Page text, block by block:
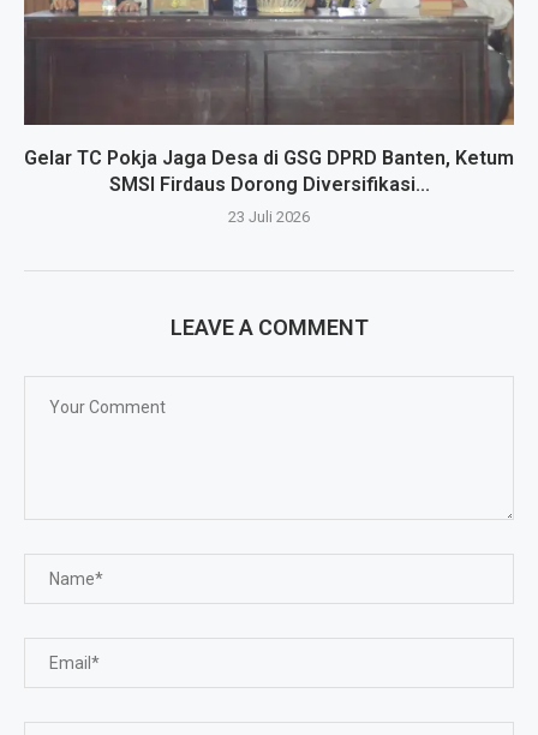
Gelar TC Pokja Jaga Desa di GSG DPRD Banten, Ketum
SMSI Firdaus Dorong Diversifikasi...
23 Juli 2026
LEAVE A COMMENT